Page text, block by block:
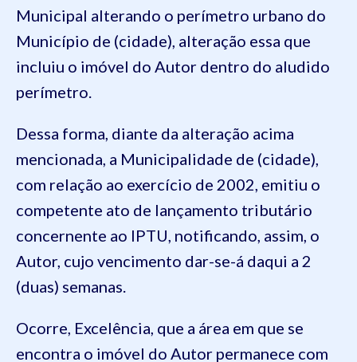
Municipal alterando o perímetro urbano do
Município de (cidade), alteração essa que
incluiu o imóvel do Autor dentro do aludido
perímetro.
Dessa forma, diante da alteração acima
mencionada, a Municipalidade de (cidade),
com relação ao exercício de 2002, emitiu o
competente ato de lançamento tributário
concernente ao IPTU, notificando, assim, o
Autor, cujo vencimento dar-se-á daqui a 2
(duas) semanas.
Ocorre, Excelência, que a área em que se
encontra o imóvel do Autor permanece com